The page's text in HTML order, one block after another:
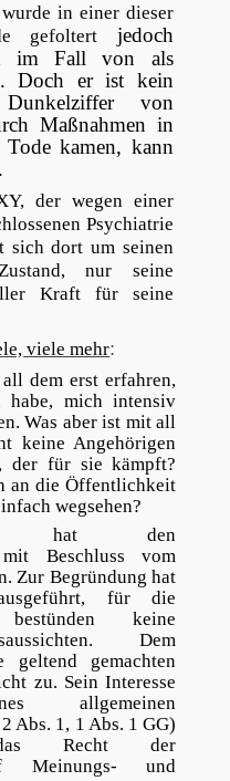
in einer dieser
gefoltertjedoch
im Fall von als
Doch er ist kein
von
Maßnahmen in
kamen, kann
der wegen einer
Psychiatrie
sich dort um seinen
nur seine
Kraft für seine
viele mehr:
dem erst erfahren,
habe, mich intensiv
Was aber ist mit all
keine Angehörigen
der für sie kämpft?
an die Öffentlichkeit
wegsehen?
hat den
mit Beschluss vom
Zur Begründung hat
für die
keine
Dem
geltend gemachten
zu. Sein Interesse
allgemeinen
Abs. 1, 1 Abs. 1 GG)
Recht der
Meinungs- und